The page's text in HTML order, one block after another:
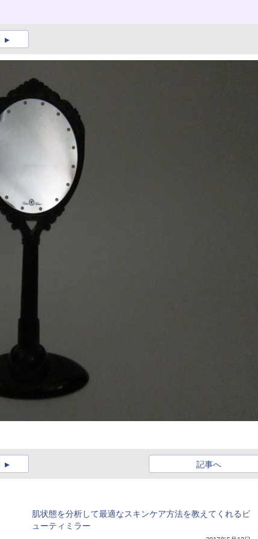
記事へ
肌状態を分析して最適なスキンケア方法を教えてくれるビ
ューティミラー